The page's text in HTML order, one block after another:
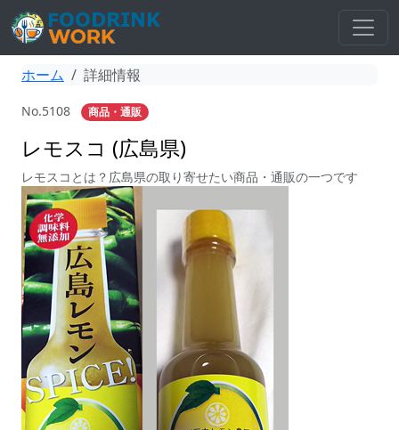
ホーム 詳細情報
No.5108 商品・通販
レモスコ (広島県)
レモスコとは？広島県の取り寄せたい商品・通販の一つです